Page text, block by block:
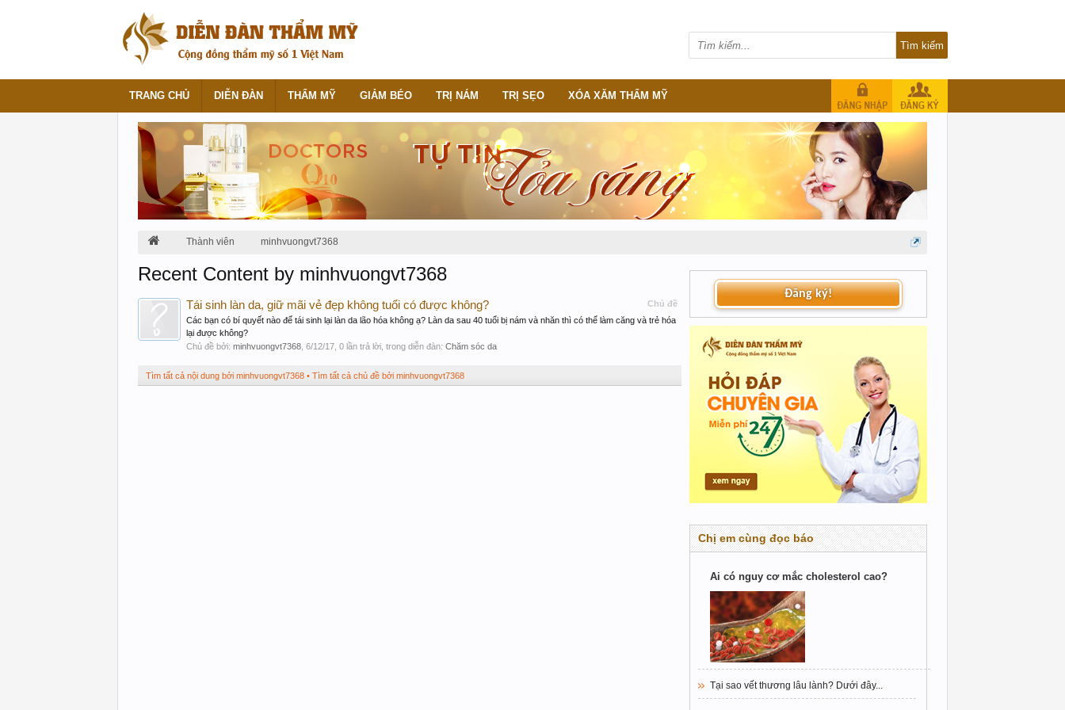
Thành viên minhvuongvt7368
Recent Content by minhvuongvt7368
Chủ đề
Tái sinh làn da, giữ mãi vẻ đẹp không tuổi có được không?
Các bạn có bí quyết nào để tái sinh lại làn da lão hóa không ạ? Làn da sau 40 tuổi bị nám và nhăn thì có thể làm căng và trẻ hóa
lại được không?
Chủ đề bởi: minhvuongvt7368 6/12/17 , 0 lần trả lời, trong diễn đàn: Chăm sóc da
Tìm tất cả nội dung bởi minhvuongvt7368 Tìm tất cả chủ đề bởi minhvuongvt7368
Đăng ký!
Chị em cùng đọc báo
Ai có nguy cơ mắc cholesterol cao?
Tại sao vết thương lâu lành? Dưới đây...
TRANG CHỦ DIỄN ĐÀN THẨM MỸ GIẢM BÉO TRỊ NÁM TRỊ SẸO XÓA XĂM THẨM MỸ